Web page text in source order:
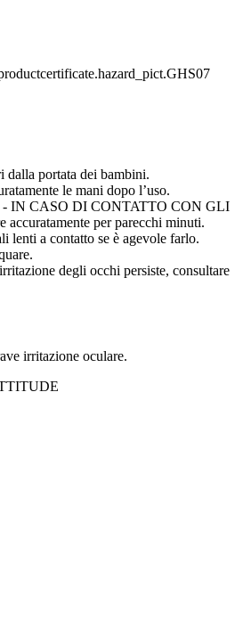
dalla portata dei bambini.
le mani dopo l’uso.
- IN CASO DI CONTATTO CON GLI
accuratamente per parecchi minuti.
lenti a contatto se è agevole farlo.
degli occhi persiste, consultare
irritazione oculare.